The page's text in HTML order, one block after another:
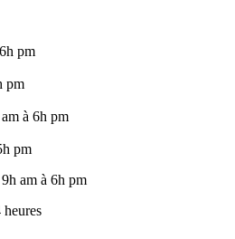
pm
pm
à 6h pm
pm
am à 6h pm